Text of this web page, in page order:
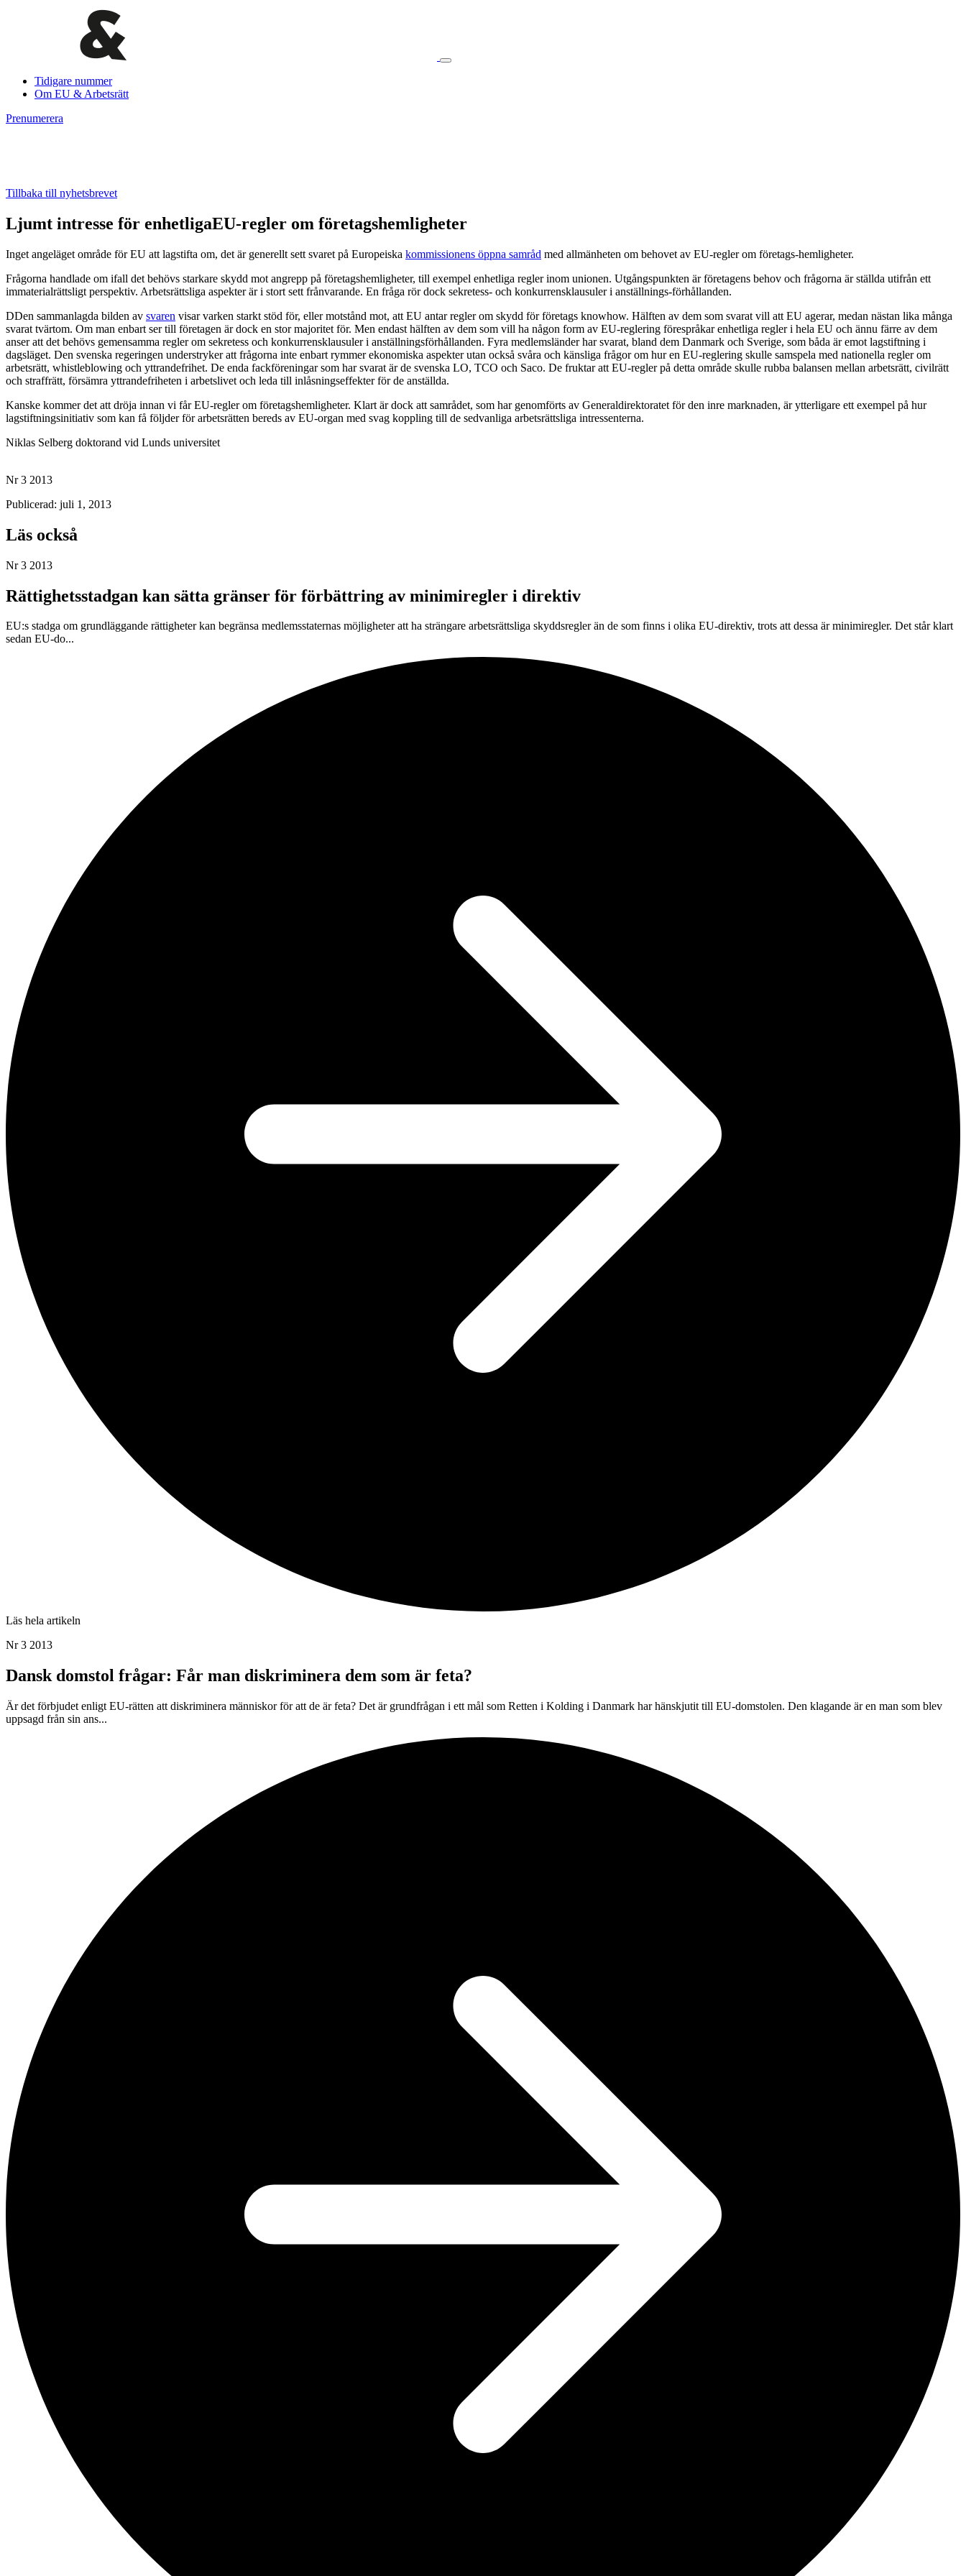
Tidigare nummer
Om EU & Arbetsrätt
Prenumerera
Tillbaka till nyhetsbrevet
Ljumt intresse för enhetligaEU-regler om företagshemligheter
Inget angeläget område för EU att lagstifta om, det är generellt sett svaret på Europeiska kommissionens öppna samråd med allmänheten om behovet av EU-regler om företags-hemligheter.
Frågorna handlade om ifall det behövs starkare skydd mot angrepp på företagshemligheter, till exempel enhetliga regler inom unionen. Utgångspunkten är företagens behov och frågorna är ställda utifrån ett
immaterialrättsligt perspektiv. Arbetsrättsliga aspekter är i stort sett frånvarande. En fråga rör dock sekretess- och konkurrensklausuler i anställnings-förhållanden.
DDen sammanlagda bilden av svaren visar varken starkt stöd för, eller motstånd mot, att EU antar regler om skydd för företags knowhow. Hälften av dem som svarat vill att EU agerar, medan nästan lika många
svarat tvärtom. Om man enbart ser till företagen är dock en stor majoritet för. Men endast hälften av dem som vill ha någon form av EU-reglering förespråkar enhetliga regler i hela EU och ännu färre av dem
anser att det behövs gemensamma regler om sekretess och konkurrensklausuler i anställningsförhållanden. Fyra medlemsländer har svarat, bland dem Danmark och Sverige, som båda är emot lagstiftning i
dagsläget. Den svenska regeringen understryker att frågorna inte enbart rymmer ekonomiska aspekter utan också svåra och känsliga frågor om hur en EU-reglering skulle samspela med nationella regler om
arbetsrätt, whistleblowing och yttrandefrihet. De enda fackföreningar som har svarat är de svenska LO, TCO och Saco. De fruktar att EU-regler på detta område skulle rubba balansen mellan arbetsrätt, civilrätt
och straffrätt, försämra yttrandefriheten i arbetslivet och leda till inlåsningseffekter för de anställda.
Kanske kommer det att dröja innan vi får EU-regler om företagshemligheter. Klart är dock att samrådet, som har genomförts av Generaldirektoratet för den inre marknaden, är ytterligare ett exempel på hur
lagstiftningsinitiativ som kan få följder för arbetsrätten bereds av EU-organ med svag koppling till de sedvanliga arbetsrättsliga intressenterna.
Niklas Selberg doktorand vid Lunds universitet
Nr 3 2013
Publicerad: juli 1, 2013
Läs också
Nr 3 2013
Rättighetsstadgan kan sätta gränser för förbättring av minimiregler i direktiv
EU:s stadga om grundläggande rättigheter kan begränsa medlemsstaternas möjligheter att ha strängare arbetsrättsliga skyddsregler än de som finns i olika EU-direktiv, trots att dessa är minimiregler. Det står klart
sedan EU-do...
Läs hela artikeln
Nr 3 2013
Dansk domstol frågar: Får man diskriminera dem som är feta?
Är det förbjudet enligt EU-rätten att diskriminera människor för att de är feta? Det är grundfrågan i ett mål som Retten i Kolding i Danmark har hänskjutit till EU-domstolen. Den klagande är en man som blev
uppsagd från sin ans...